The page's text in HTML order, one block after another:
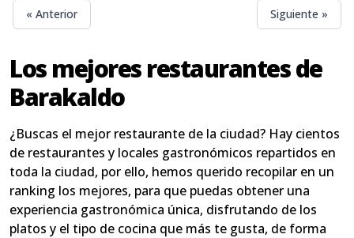
« Anterior Siguiente »
Los mejores restaurantes de
Barakaldo
¿Buscas el mejor restaurante de la ciudad? Hay cientos
de restaurantes y locales gastronómicos repartidos en
toda la ciudad, por ello, hemos querido recopilar en un
ranking los mejores, para que puedas obtener una
experiencia gastronómica única, disfrutando de los
platos y el tipo de cocina que más te gusta, de forma